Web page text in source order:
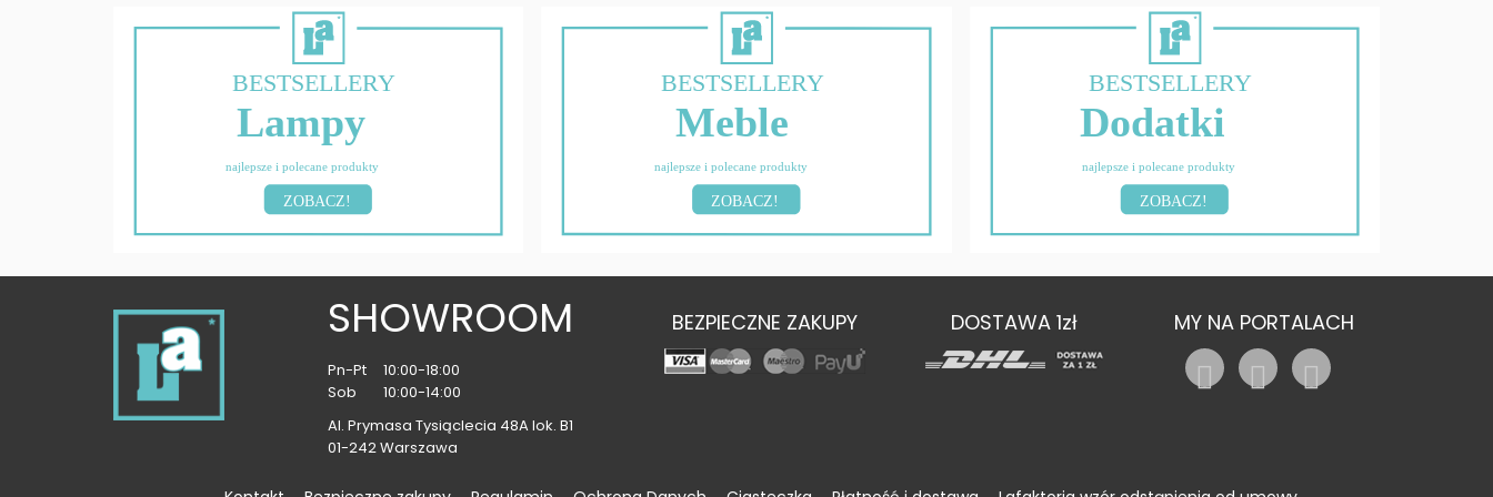
BESTSELLERY
Lampy
najlepsze i polecane produkty
ZOBACZ!
BESTSELLERY
Meble
najlepsze i polecane produkty
ZOBACZ!
BESTSELLERY
Dodatki
najlepsze i polecane produkty
ZOBACZ!
SHOWROOM
Pn-Pt
10:00-18:00
Sob
10:00-14:00
Al. Prymasa Tysiąclecia 48A lok. B1
01-242 Warszawa
BEZPIECZNE ZAKUPY DOSTAWA 1zł MY NA PORTALACH